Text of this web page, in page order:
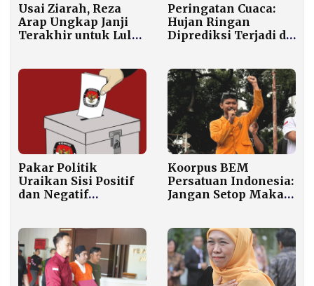
Usai Ziarah, Reza
Arap Ungkap Janji
Terakhir untuk Lula
Peringatan Cuaca:
Hujan Ringan
Diprediksi Terjadi di
Pakar Politik
Uraikan Sisi Positif
dan Negatif
DPRD
Koorpus BEM
Persatuan Indonesia:
Jangan Setop Makan
Korupsinya!